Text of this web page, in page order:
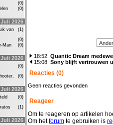
(0)
(0)
2026
van
(1)
(0)
Man
(0)
2026
(0)
(0)
2026
(0)
(1)
2026
18:52 Quantic Dream
15:08 Sony blijft vertrouwen
Reacties (0)
Geen reacties gevonden
Reageer
Om te reageren op artikelen
Om hetforum te gebruiken is